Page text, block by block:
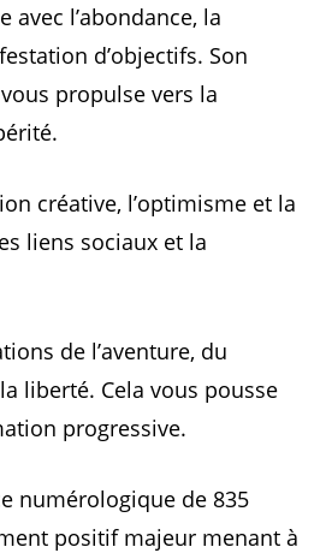
avec l’abondance, la
d’objectifs. Son
propulse vers la
créative, l’optimisme et la
liens sociaux et la
de l’aventure, du
liberté. Cela vous pousse
progressive.
numérologique de 835
positif majeur menant à